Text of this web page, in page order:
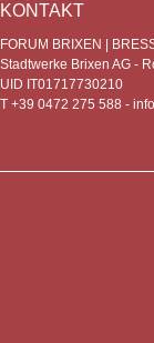
KONTAKT
FORUM BRIXEN |
Stadtwerke Brixen AG -
UID IT01717730210
T +39 0472 275 588 -